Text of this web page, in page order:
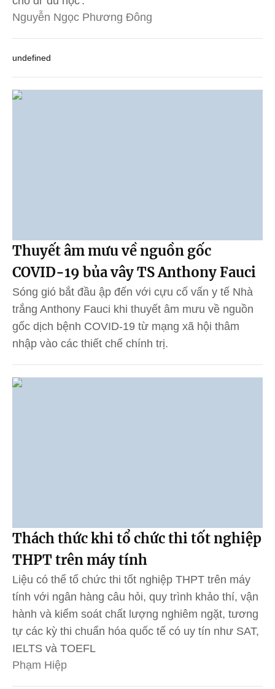
Nguyễn Ngọc Phương Đông
undefined
Thuyết âm mưu về nguồn gốc
COVID-19 bủa vây TS Anthony Fauci
Sóng gió bắt đầu ập đến với cựu cố vấn y tế Nhà
trắng Anthony Fauci khi thuyết âm mưu về nguồn
gốc dịch bệnh COVID-19 từ mạng xã hội thâm
nhập vào các thiết chế chính trị.
Thách thức khi tổ chức thi tốt nghiệp
THPT trên máy tính
Liệu có thể tổ chức thi tốt nghiệp THPT trên máy
tính với ngân hàng câu hỏi, quy trình khảo thí, vận
hành và kiểm soát chất lượng nghiêm ngặt, tương
tự các kỳ thi chuẩn hóa quốc tế có uy tín như SAT,
IELTS và TOEFL
Phạm Hiệp